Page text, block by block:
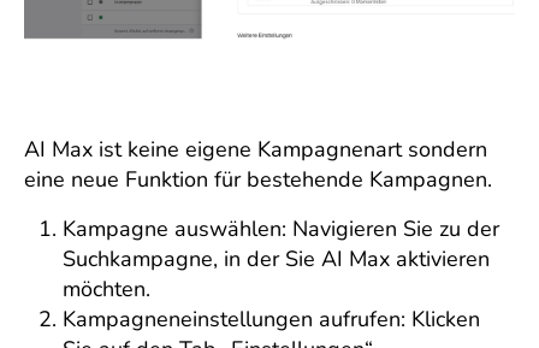
AI Max ist keine eigene Kampagnenart sondern
eine neue Funktion für bestehende Kampagnen.
Kampagne auswählen: Navigieren Sie zu der
Suchkampagne, in der Sie AI Max aktivieren
möchten.
Kampagneneinstellungen aufrufen: Klicken